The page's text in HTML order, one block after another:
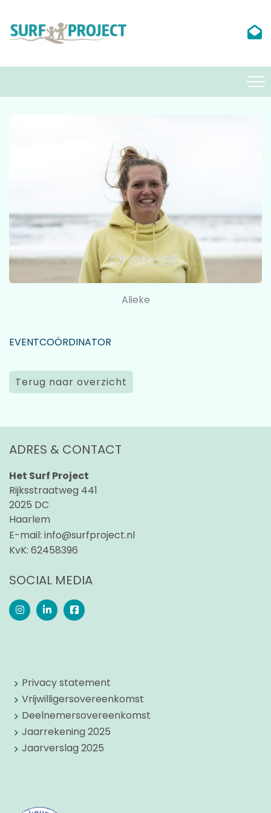
Alieke
EVENTCOÖRDINATOR
Terug naar overzicht
ADRES & CONTACT
Het Surf Project
Rijksstraatweg 441
2025 DC
Haarlem
E-mail: info@surfproject.nl
KvK: 62458396
SOCIAL MEDIA
Privacy statement
Vrijwilligersovereenkomst
Deelnemersovereenkomst
Jaarrekening 2025
Jaarverslag 2025